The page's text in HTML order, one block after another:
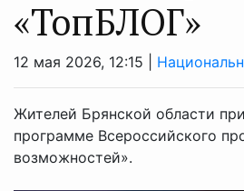
«ТопБЛОГ»
12 мая 2026, 12:15 |
Жителей Брянской области
программе Всероссийского
возможностей».